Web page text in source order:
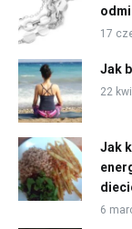
17
Jak
22
Jak
6